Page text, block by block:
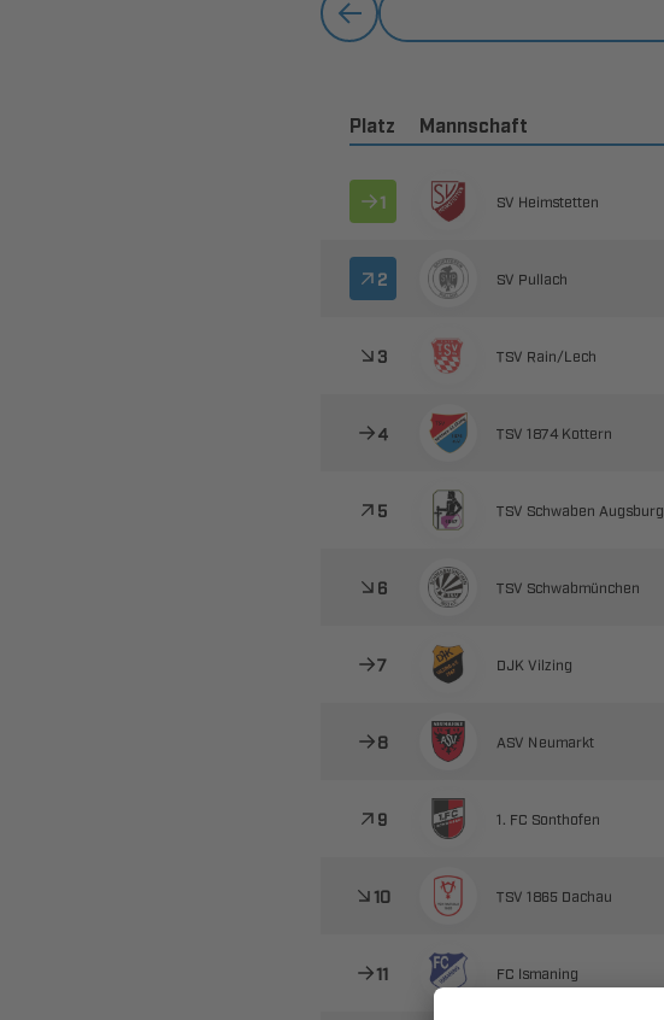
Platz Mannschaft
  
  
  ​
   
   
  
  
  
   
   
  